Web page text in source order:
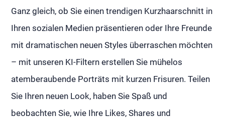
Ganz gleich, ob Sie einen trendigen Kurzhaarschnitt in
Ihren sozialen Medien präsentieren oder Ihre Freunde
mit dramatischen neuen Styles überraschen möchten
– mit unseren KI-Filtern erstellen Sie mühelos
atemberaubende Porträts mit kurzen Frisuren. Teilen
Sie Ihren neuen Look, haben Sie Spaß und
beobachten Sie, wie Ihre Likes, Shares und